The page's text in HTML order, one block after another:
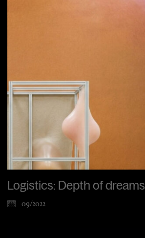
Logistics: Depth of dreams
09/2022